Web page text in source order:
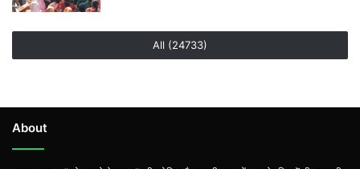
All (24733)
About